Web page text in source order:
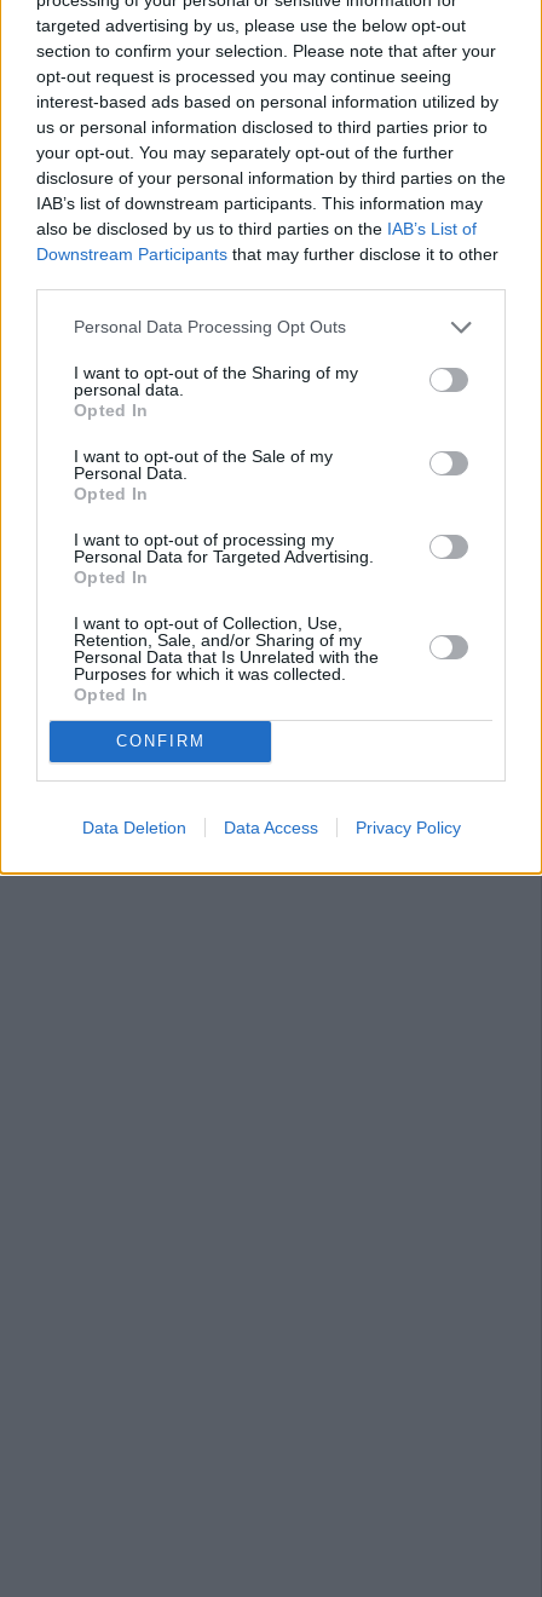
targeted advertising by us, please use the below opt-out
section to confirm your selection. Please note that after your
opt-out request is processed you may continue seeing
interest-based ads based on personal information utilized by
us or personal information disclosed to third parties prior to
your opt-out. You may separately opt-out of the further
disclosure of your personal information by third parties on the
IAB’s list of downstream participants. This information may
also be disclosed by us to third parties on the IAB’s List of
Downstream Participants that may further disclose it to other
Personal Data Processing Opt Outs
I want to opt-out of the Sharing of my
personal data.
Opted In
I want to opt-out of the Sale of my
Personal Data.
Opted In
I want to opt-out of processing my
Personal Data for Targeted Advertising.
Opted In
I want to opt-out of Collection, Use,
Retention, Sale, and/or Sharing of my
Personal Data that Is Unrelated with the
Purposes for which it was collected.
Opted In
CONFIRM
Data Deletion Data Access Privacy Policy
reservar “una plataforma exclusiva que va a ocupar en el
futuro la línea dos del tren tranvía de la Bahía”.
Detalló que la Junta de Andalucía está “culminando” en
estos momentos el proyecto y “cuando esté operativa, va a
permitir cerrar el anillo ferroviario de la Bahía”.
Asimismo, Susana Díaz dijo que este puente va a permitir
“hacer rentable la nueva terminal de contenedores del
puerto de Cádiz”, lo cual se va notar en la economía del
entorno.
tiempo”. De esta forma contribuye a tener “ciudades
modernas, urbes sostenibles, eficaces y eficientes”. Por
último, Susana Díaz comentó que le gustaría que “todos
sintiéramos la obra como nuestra”, ya que “da igual quien
corte la cinta virtualmente”.